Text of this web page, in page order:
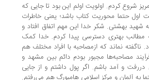
کردم. اولویت اولم این بود تا جایی که
محوریت کتاب باشد؛ یعنی خاطرات
شکر خدا این مهم اتفاق افتاد و
بهتری دسترسی پیدا کردم. خدا کمک
نماند که ازمصاحبه با افراد مختلف هم
مجبور بودم دائم بین مشهد و
و آمد باشم. اگر پول داشتم و از جایی
و مرکز اسلامی هامبورگ هم می‌رفتم.